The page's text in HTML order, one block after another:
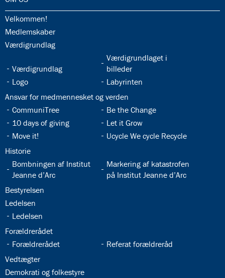
32.1:
Velkommen!
32.2:
Medlemskaber
32.3:
Værdigrundlag
32.4:
Værdigrundlag
32.5:
Værdigrundlaget i
billeder
32.6:
Logo 32.7:
Labyrinten
32.8:
Ansvar for medmennesket og verden
32.9:
CommuniTree 32.10:
Be the Change
32.11:
10 days of giving 32.12:
Let it Grow
32.13:
Move it! 32.14:
Ucycle We cycle Recycle
32.15:
Historie
32.16:
Bombningen af Institut
Jeanne d’Arc
32.17:
Markering af katastrofen
på Institut Jeanne d’Arc
32.18:
Bestyrelsen
32.19:
Ledelsen
32.20:
Ledelsen
32.21:
Forældrerådet
32.22:
Forældrerådet 32.23:
Referat forældreråd
32.24:
Vedtægter
32.25:
Demokrati og folkestyre